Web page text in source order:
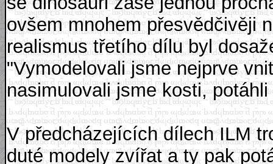
ovšem mnohem přesvědčivěji
realismus třetího dílu byl
"Vymodelovali jsme nejprve
nasimulovali jsme kosti,
V předcházejících dílech ILM
duté modely zvířat a ty pak